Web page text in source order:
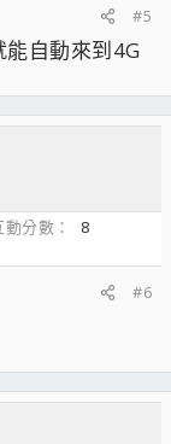
#5
能自動來到4G
動分數
8
#6